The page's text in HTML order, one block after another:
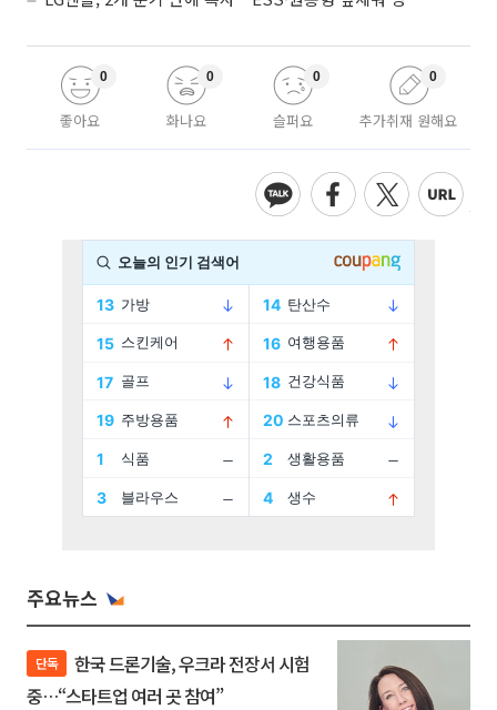
좋아요
0
화나요
0
슬퍼요
0
추가취재 원해요
0
주요뉴스
단독
중…“스타트업 여러 곳 참여”